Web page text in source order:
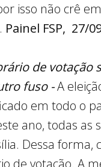
isso não crê
Painel FSP, 27/
de
fuso -A
em todo o
ano, todas
Dessa forma,
de votação. A